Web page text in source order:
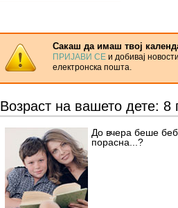
Сакаш да имаш твој
ПРИЈАВИ СЕ и добивај
електронска пошта.
Возраст на вашето дете: 8
До вчера беше
порасна...?